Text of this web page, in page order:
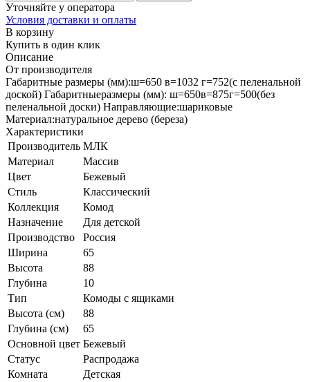
Уточняйте у оператора
Условия доставки и оплаты
В корзину
Купить в один клик
Описание
От производителя
Габаритные размеры (мм):ш=650 в=1032 г=752(с пеленальной
доской) Габаритныеразмеры (мм): ш=650в=875г=500(без
пеленальной доски) Направляющие:шариковые
Материал:натуральное дерево (береза)
Характеристики
Производитель МЛК
Материал
Массив
Цвет
Бежевый
Стиль
Классический
Коллекция
Комод
Назначение
Для детской
Производство
Россия
Ширина
65
Высота
88
Глубина
10
Тип
Комоды с ящиками
Высота (см)
88
Глубина (см)
65
Основной цвет Бежевый
Статус
Распродажа
Комната
Детская